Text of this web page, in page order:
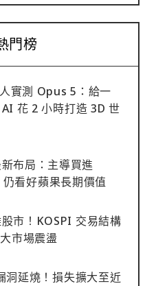
門榜
實測 Opus 5：給一
花 2 小時打造 3D 世
布局：主導買進
看好蘋果長期價值
市！KOSPI 交易結構
市場震盪
延燒！損失擴大至近